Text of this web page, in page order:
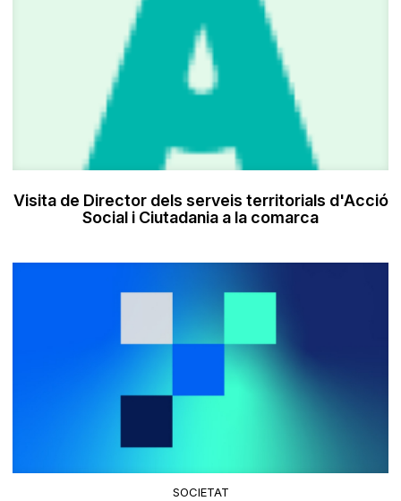
Visita de Director dels serveis territorials d'Acció
Social i Ciutadania a la comarca
SOCIETAT